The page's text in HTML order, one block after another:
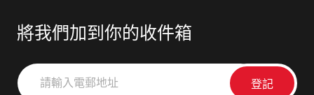
將我們加到你的收件箱
請
輸